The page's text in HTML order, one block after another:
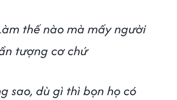
thế nào mà mấy người
tượng cơ chứ
sao, dù gì thì bọn họ có